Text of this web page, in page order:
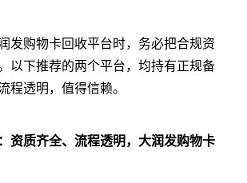
发购物卡回收平台时，务必把合规资
以下推荐的两个平台，均持有正规备
程透明，值得信赖。
资质齐全、流程透明，大润发购物卡